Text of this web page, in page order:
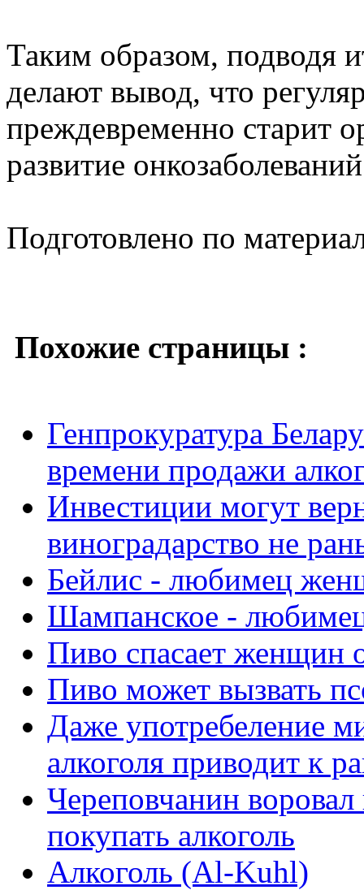
Таким образом, подводя
делают вывод, что
преждевременно старит
развитие
Подготовлено по
Похожие страницы :
Генпрокуратура
времени продажи
Инвестиции могут
виноградарство не
Бейлис - любимец
Шампанское -
Пиво спасает женщин
Пиво может вызвать
Даже употребеление
алкоголя приводит к
Череповчанин
покупать алкоголь
Алкоголь (Al-Kuhl)